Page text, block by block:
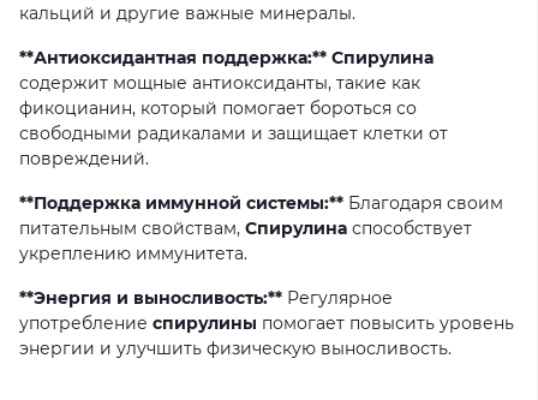
кальций и другие важные минералы.
**Антиоксидантная поддержка:** Спирулина
содержит мощные антиоксиданты, такие как
фикоцианин, который помогает бороться со
свободными радикалами и защищает клетки от
повреждений.
**Поддержка иммунной системы:** Благодаря своим
питательным свойствам, Спирулина способствует
укреплению иммунитета.
**Энергия и выносливость:** Регулярное
употребление спирулины помогает повысить уровень
энергии и улучшить физическую выносливость.